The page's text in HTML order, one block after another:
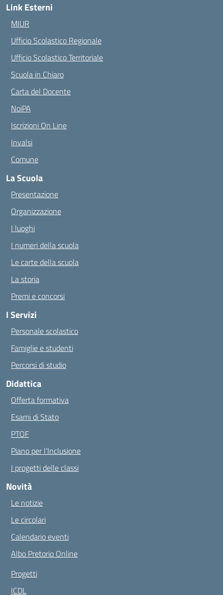
Link Esterni
MIUR
Ufficio Scolastico Regionale
Ufficio Scolastico Territoriale
Scuola in Chiaro
Carta del Docente
NoiPA
Iscrizioni On Line
Invalsi
Comune
La Scuola
Presentazione
Organizzazione
I luoghi
I numeri della scuola
Le carte della scuola
La storia
Premi e concorsi
I Servizi
Personale scolastico
Famiglie e studenti
Percorsi di studio
Didattica
Offerta formativa
Esami di Stato
PTOF
Piano per l’Inclusione
I progetti delle classi
Novità
Le notizie
Le circolari
Calendario eventi
Albo Pretorio Online
Progetti
ICDL